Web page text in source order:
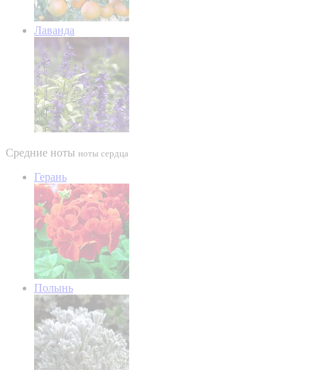
Лаванда
Средние ноты ноты сердца
Герань
Полынь